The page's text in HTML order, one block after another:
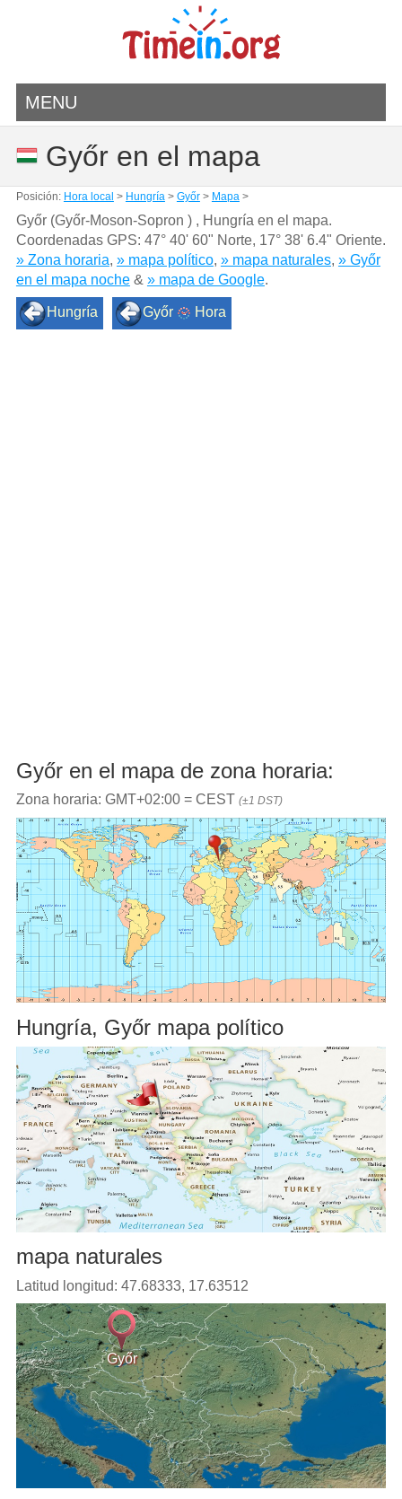
MENU
Győr en el mapa
Posición: Hora local > Hungría> Győr> Mapa>
Győr (Győr-Moson-Sopron ) , Hungría en el mapa.
Coordenadas GPS: 47° 40' 60" Norte, 17° 38' 6.4" Oriente.
» Zona horaria, » mapa político, » mapa naturales, » Győr
en el mapa noche& » mapa de Google.
Hungría Győr Hora
Győr en el mapa de zona horaria:
Zona horaria: GMT+02:00 = CEST (±1 DST)
Hungría, Győr mapa político
mapa naturales
Latitud longitud: 47.68333, 17.63512
Győr